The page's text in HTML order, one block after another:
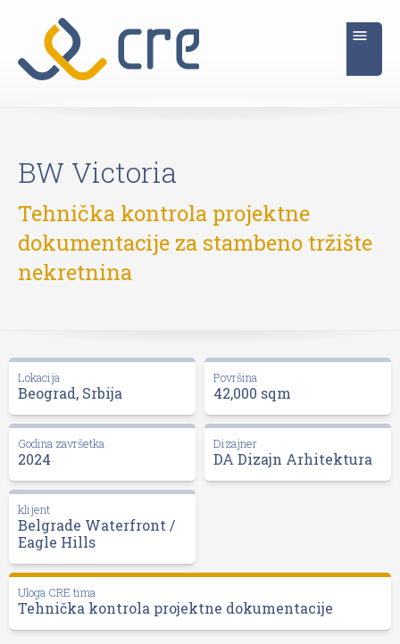
BW Victoria
Tehnička kontrola projektne
dokumentacije za stambeno tržište
nekretnina
Lokacija
Beograd, Srbija
Površina
42,000 sqm
Godina završetka
2024
Dizajner
DA Dizajn Arhitektura
klijent
Belgrade Waterfront /
Eagle Hills
Uloga CRE tima
Tehnička kontrola projektne dokumentacije